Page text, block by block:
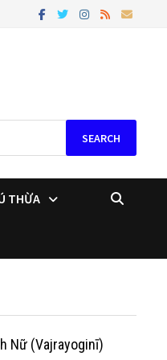
THỪA
Nữ (Vajrayoginī)